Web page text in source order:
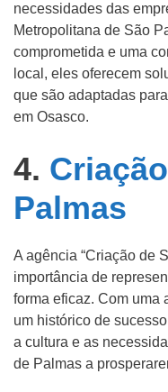
necessidades das
Metropolitana de São
comprometida e uma
local, eles oferecem
que são adaptadas
em Osasco.
4.
Palmas
A agência “Criação de
importância de
forma eficaz. Com uma
um histórico de
a cultura e as
de Palmas a